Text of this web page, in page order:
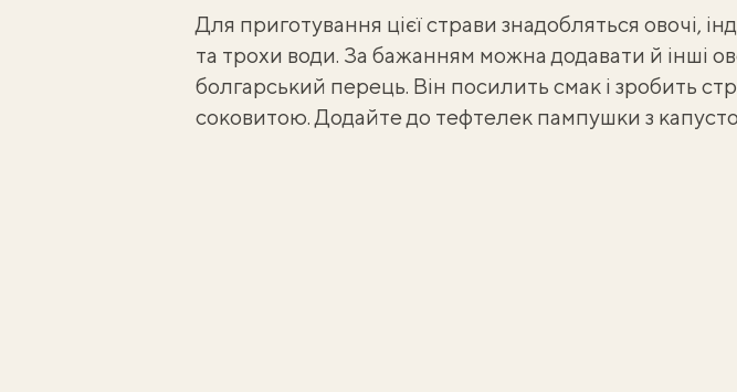
Для приготування цієї страви знадобляться овочі,
та трохи води. За бажанням можна додавати й інші
болгарський перець. Він посилить смак і зробить
соковитою. Додайте до тефтелек пампушки з